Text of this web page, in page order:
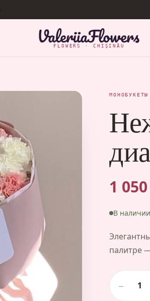
FLOWERS · CHIȘINĂU
МОНОБУКЕТЫ
1
В
палитре
− 1